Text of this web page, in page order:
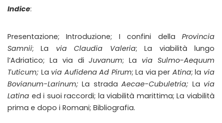
Indice:
Presentazione; Introduzione; I confini della Provincia
Samnii; La via Claudia Valeria; La viabilità lungo
l’Adriatico; La via di Juvanum; La via Sulmo-Aequum
Tuticum; La via Aufidena Ad Pirum; La via per Atina; la via
Bovianum-Larinum; La stradaAecae-Cubuletria; La via
Latina ed i suoi raccordi; la viabilità marittima; La viabilità
prima e dopo i Romani; Bibliografia.